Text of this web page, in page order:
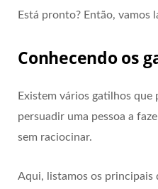
Está pronto? Então, vamos
Conhecendo os
Existem vários gatilhos que
persuadir uma pessoa a
sem raciocinar.
Aqui, listamos os principais